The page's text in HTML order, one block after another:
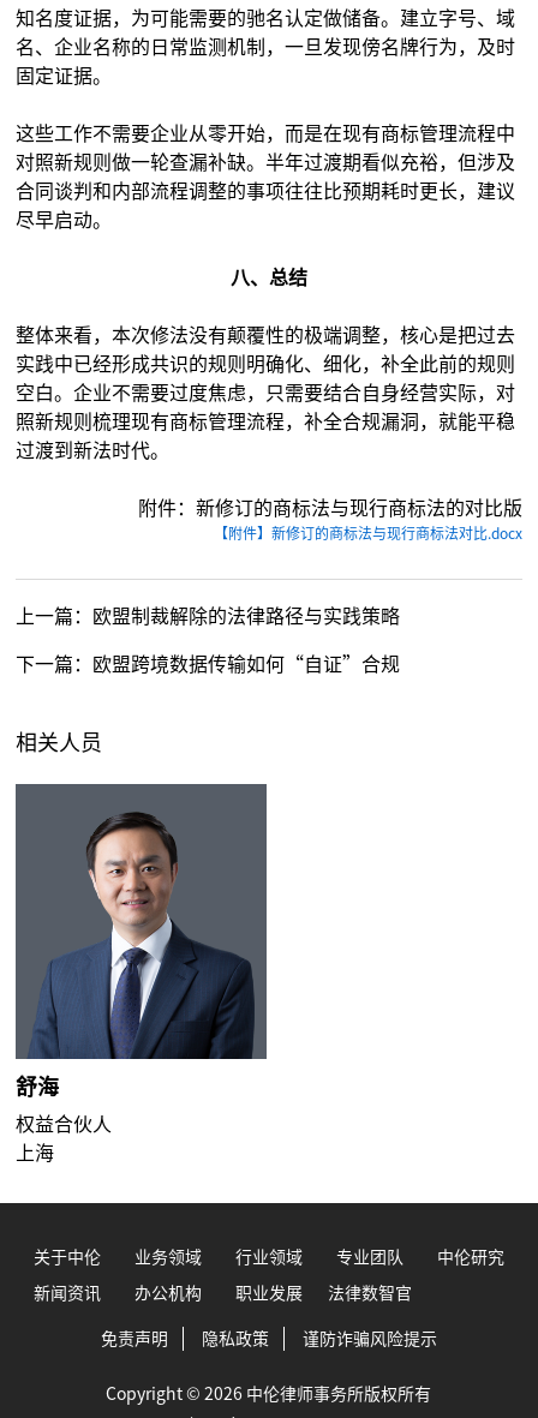
知名度证据，为可能需要的驰名认定做储备。建立字号、域
名、企业名称的日常监测机制，一旦发现傍名牌行为，及时
固定证据。
这些工作不需要企业从零开始，而是在现有商标管理流程中
对照新规则做一轮查漏补缺。半年过渡期看似充裕，但涉及
合同谈判和内部流程调整的事项往往比预期耗时更长，建议
尽早启动。
八、总结
整体来看，本次修法没有颠覆性的极端调整，核心是把过去
实践中已经形成共识的规则明确化、细化，补全此前的规则
空白。企业不需要过度焦虑，只需要结合自身经营实际，对
照新规则梳理现有商标管理流程，补全合规漏洞，就能平稳
过渡到新法时代。
附件：新修订的商标法与现行商标法的对比版
【附件】新修订的商标法与现行商标法对比.docx
上一篇： 欧盟制裁解除的法律路径与实践策略
下一篇： 欧盟跨境数据传输如何“自证”合规
相关人员
舒海
权益合伙人
上海
关于中伦 业务领域 行业领域 专业团队 中伦研究
新闻资讯 办公机构 职业发展 法律数智官
免责声明 隐私政策 谨防诈骗风险提示
Copyright © 2026 中伦律师事务所版权所有